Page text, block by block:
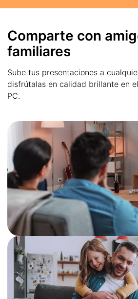
Comparte con
familiares
Sube tus presentaciones a
disfrútalas en calidad brillante en
PC.